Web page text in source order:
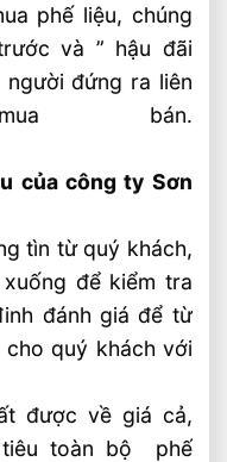
phế liệu, chúng
và ” hậu đãi
đứng ra liên
bán.
của công ty Sơn
tìn từ quý khách,
để kiểm tra
đánh giá để từ
quý khách với
được về giá cả,
toàn bộ phế